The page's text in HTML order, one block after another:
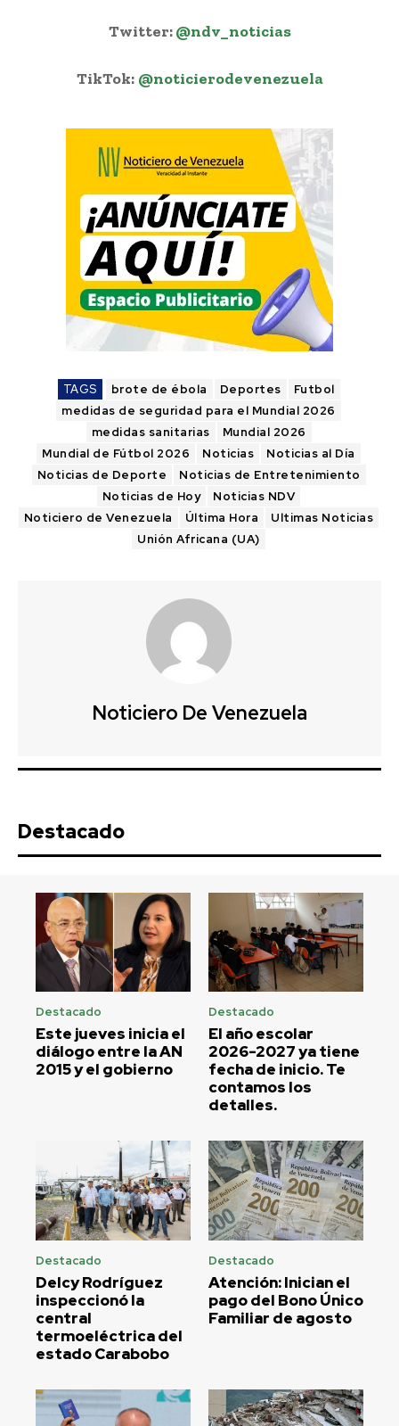
Twitter:@ndv_noticias
TikTok: @noticierodevenezuela
TAGS brote de ébola Deportes
Futbol
medidas de seguridad para el Mundial 2026
medidas sanitarias
Mundial 2026
Mundial de Fútbol 2026
Noticias
Noticias al Día
Noticias de Deporte
Noticias de Entretenimiento
Noticias de Hoy
Noticias NDV
Noticiero de Venezuela
Última Hora
Ultimas Noticias
Unión Africana (UA)
Noticiero De Venezuela
Destacado
Destacado
Este jueves inicia el
diálogo entre la AN
2015 y el gobierno
Destacado
El año escolar
2026-2027 ya tiene
fecha de inicio. Te
contamos los
detalles.
Destacado
Delcy Rodríguez
inspeccionó la
central
termoeléctrica del
estado Carabobo
Destacado
Atención: Inician el
pago del Bono Único
Familiar de agosto